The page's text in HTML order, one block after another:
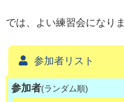
では、よい練習会になり
参加者リスト
参加者(ランダム順)